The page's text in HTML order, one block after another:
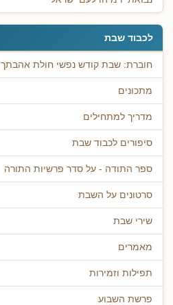
לכבוד שבת
חוברת: שבת קודש נפשי חולת אהבתך
מתכונים
מדריך למתחילים
סיפורים לכבוד שבת
ספר התודה - על סדר פרשיות התורה
סרטונים על השבת
שירי שבת
מאמרים
תפילות וזמירות
פרשת השבוע